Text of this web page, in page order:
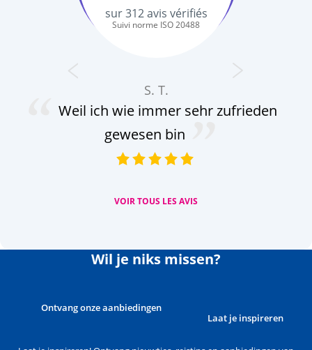
sur312avis vérifiés
Suivi norme ISO 20488
S. T.
Weil ich wie immer sehr zufrieden
gewesen bin
VOIR TOUS LES AVIS
Wil je niks missen?
Ontvang onze aanbiedingen
Laat je inspireren